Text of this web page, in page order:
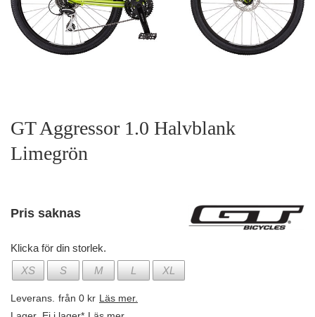
GT Aggressor 1.0 Halvblank
Limegrön
Pris saknas
Klicka för din storlek.
XS
S M L XL
Leverans. från 0 kr Läs mer.